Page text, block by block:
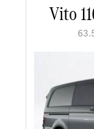
En
Vito